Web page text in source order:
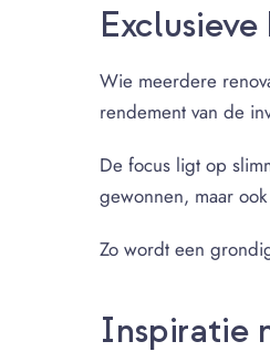
Wie meerdere
rendement van de
De focus ligt op
gewonnen, maar
Zo wordt een
Inspiratie